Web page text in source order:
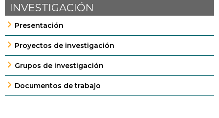
INVESTIGACIÓN
Presentación
Proyectos de investigación
Grupos de investigación
Documentos de trabajo